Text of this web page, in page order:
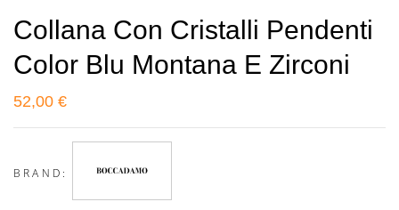
Collana Con Cristalli Pendenti
Color Blu Montana E Zirconi
52,00 €
BRAND: